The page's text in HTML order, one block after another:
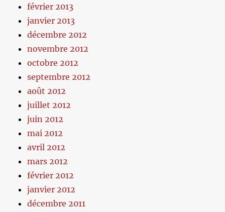
février 2013
janvier 2013
décembre 2012
novembre 2012
octobre 2012
septembre 2012
août 2012
juillet 2012
juin 2012
mai 2012
avril 2012
mars 2012
février 2012
janvier 2012
décembre 2011